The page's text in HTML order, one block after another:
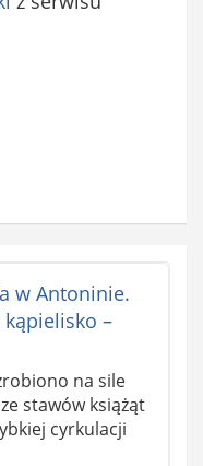
w Antoninie.
kąpielisko –
na sile
stawów książąt
cyrkulacji